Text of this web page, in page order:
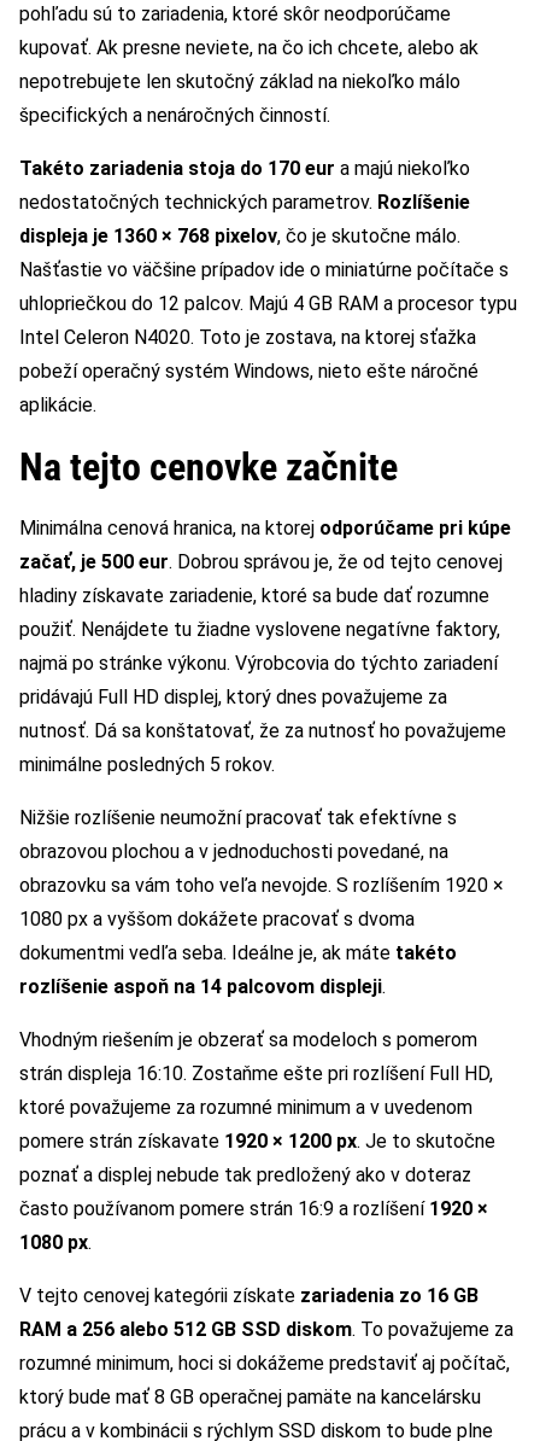
pohľadu sú to zariadenia, ktoré skôr neodporúčame
kupovať. Ak presne neviete, na čo ich chcete, alebo ak
nepotrebujete len skutočný základ na niekoľko málo
špecifických a nenáročných činností.
Takéto zariadenia stoja do 170 eur a majú niekoľko
nedostatočných technických parametrov. Rozlíšenie
displeja je 1360 × 768 pixelov, čo je skutočne málo.
Našťastie vo väčšine prípadov ide o miniatúrne počítače s
uhlopriečkou do 12 palcov. Majú 4 GB RAM a procesor typu
Intel Celeron N4020. Toto je zostava, na ktorej sťažka
pobeží operačný systém Windows, nieto ešte náročné
aplikácie.
Na tejto cenovke začnite
Minimálna cenová hranica, na ktorej odporúčame pri kúpe
začať, je 500 eur. Dobrou správou je, že od tejto cenovej
hladiny získavate zariadenie, ktoré sa bude dať rozumne
použiť. Nenájdete tu žiadne vyslovene negatívne faktory,
najmä po stránke výkonu. Výrobcovia do týchto zariadení
pridávajú Full HD displej, ktorý dnes považujeme za
nutnosť. Dá sa konštatovať, že za nutnosť ho považujeme
minimálne posledných 5 rokov.
Nižšie rozlíšenie neumožní pracovať tak efektívne s
obrazovou plochou a v jednoduchosti povedané, na
obrazovku sa vám toho veľa nevojde. S rozlíšením 1920 ×
1080 px a vyššom dokážete pracovať s dvoma
dokumentmi vedľa seba. Ideálne je, ak máte takéto
rozlíšenie aspoň na 14 palcovom displeji.
Vhodným riešením je obzerať sa modeloch s pomerom
strán displeja 16:10. Zostaňme ešte pri rozlíšení Full HD,
ktoré považujeme za rozumné minimum a v uvedenom
pomere strán získavate 1920 × 1200 px. Je to skutočne
poznať a displej nebude tak predložený ako v doteraz
často používanom pomere strán 16:9 a rozlíšení 1920 ×
1080 px.
V tejto cenovej kategórii získate zariadenia zo 16 GB
RAM a 256 alebo 512 GB SSD diskom. To považujeme za
rozumné minimum, hoci si dokážeme predstaviť aj počítač,
ktorý bude mať 8 GB operačnej pamäte na kancelársku
prácu a v kombinácii s rýchlym SSD diskom to bude plne